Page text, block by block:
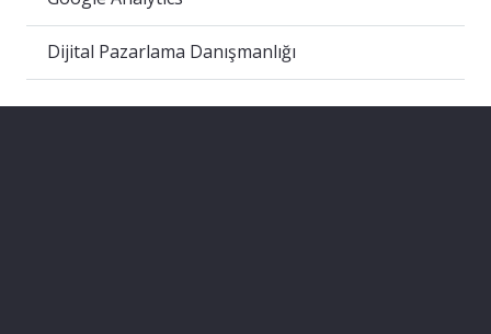
Dijital Pazarlama Danışmanlığı